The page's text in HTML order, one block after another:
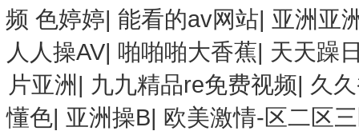
频 色婷婷|能看的av网站| 亚洲亚
人人操AV| 啪啪啪大香蕉| 天天躁
片亚洲 | 九九精品re免费视频| 久
懂色| 亚洲操B| 欧美激情-区二区